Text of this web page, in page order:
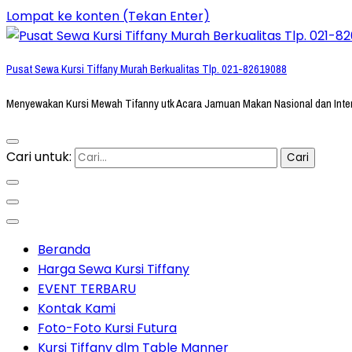
Lompat ke konten (Tekan Enter)
Pusat Sewa Kursi Tiffany Murah Berkualitas Tlp. 021-82619088
Menyewakan Kursi Mewah Tifanny utk Acara Jamuan Makan Nasional dan
Cari untuk:
Beranda
Harga Sewa Kursi Tiffany
EVENT TERBARU
Kontak Kami
Foto-Foto Kursi Futura
Kursi Tiffany dlm Table Manner